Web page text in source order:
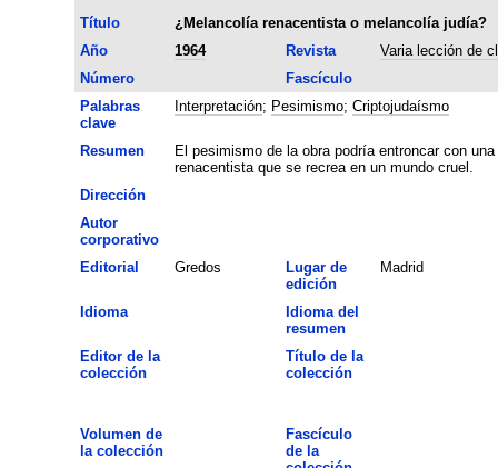
Título
¿Melancolía renacentista o melancolía judía?
Año
1964 Revista
Varia lección de
Número
Fascículo
Palabras
clave
Interpretación; Pesimismo; Criptojudaísmo
Resumen
El pesimismo de la obra podría entroncar con
renacentista que se recrea en un mundo cruel.
Dirección
Autor
corporativo
Editorial
Gredos
Lugar de
edición
Madrid
Idioma
Idioma del
resumen
Editor de la
colección
Título de la
colección
Volumen de
la colección
Fascículo
de la